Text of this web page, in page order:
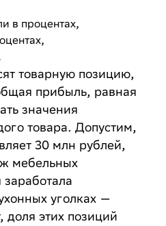
в процентах,
товарную позицию,
прибыль, равная
значения
товара. Допустим,
30 млн рублей,
мебельных
уголках —
этих позиций